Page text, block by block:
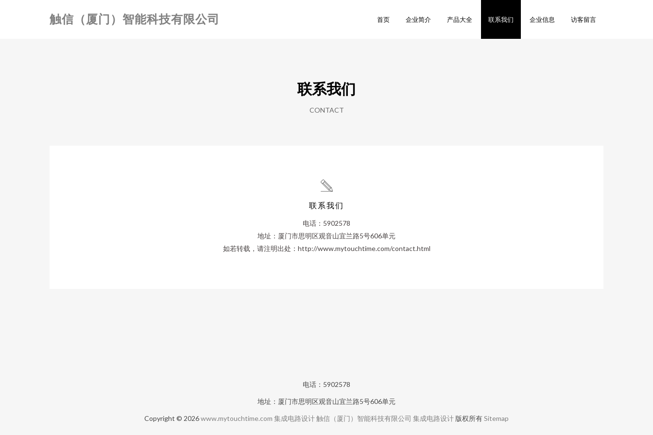
触信（厦门）智能科技有限公司 首页 企业简介 产品大全 联系我们 企业信息 访客留言
联系我们
CONTACT
联系我们
电话：5902578
地址：厦门市思明区观音山宜兰路5号606单元
如若转载，请注明出处：http://www.mytouchtime.com/contact.html
电话：5902578
地址：厦门市思明区观音山宜兰路5号606单元
Copyright © 2026www.mytouchtime.com 集成电路设计触信（厦门）智能科技有限公司 集成电路设计 版权所有Sitemap